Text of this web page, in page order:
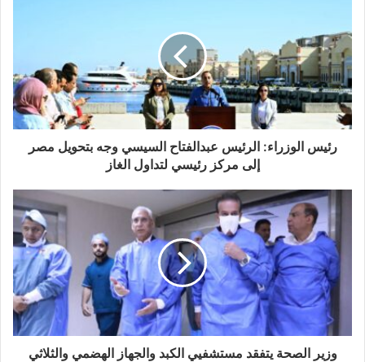
رئيس الوزراء: الرئيس عبدالفتاح السيسي وجه بتحويل مصر
إلى مركز رئيسي لتداول الغاز
وزير الصحة يتفقد مستشفيي الكبد والجهاز الهضمي والثلاثي